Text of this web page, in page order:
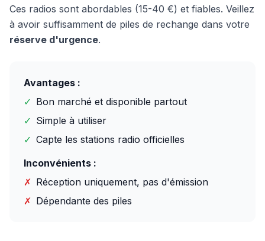
Ces radios sont abordables (15-40 €) et fiables. Veillez
à avoir suffisamment de piles de rechange dans votre
réserve d'urgence.
Avantages :
✓ Bon marché et disponible partout
✓ Simple à utiliser
✓ Capte les stations radio officielles
Inconvénients :
✗ Réception uniquement, pas d'émission
✗ Dépendante des piles